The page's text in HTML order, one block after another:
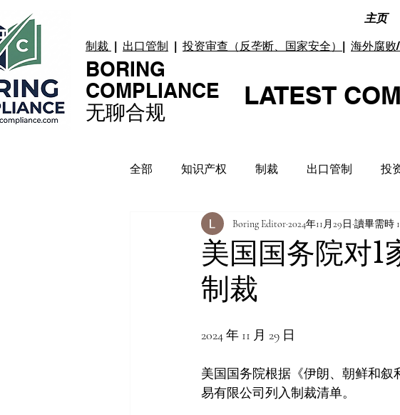
主页
制裁 | 出口管制 | 投资审查（反垄断、国家安全） | 海外腐败
BORING
COMPLIANCE
无聊合规
LATEST
全部 知识产权 制裁 出口管制 投
贸易纠纷 上市合规 数据合规及隐私
合规指引 案例 Case
美国国务院对1
制裁
Boring Editor2024年11月29日 讀畢需時
2024 年 11 月 29 日
美国国务院根据《伊朗、朝鲜和
易有限公司列入制裁清单。